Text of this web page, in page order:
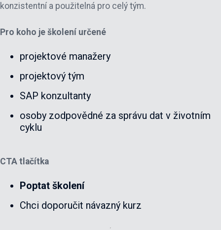
konzistentní a použitelná pro celý tým.
Pro koho je školení určené
projektové manažery
projektový tým
SAP konzultanty
osoby zodpovědné za správu dat v životním
cyklu
CTA tlačítka
Poptat školení
Chci doporučit návazný kurz